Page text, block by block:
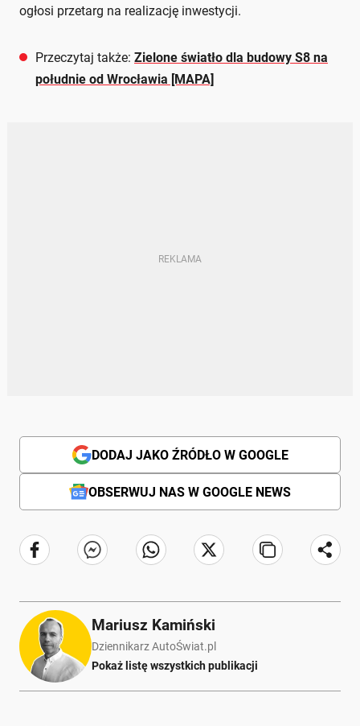
ogłosi przetarg na realizację inwestycji.
Przeczytaj także: Zielone światło dla budowy S8 na
południe od Wrocławia [MAPA]
DODAJ JAKO ŹRÓDŁO W GOOGLE
OBSERWUJ NAS W GOOGLE NEWS
Mariusz Kamiński
Dziennikarz AutoŚwiat.pl
Pokaż listę wszystkich publikacji